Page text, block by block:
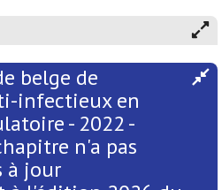
belge de
infectieux en
- 2022 -
n'a pas
à jour